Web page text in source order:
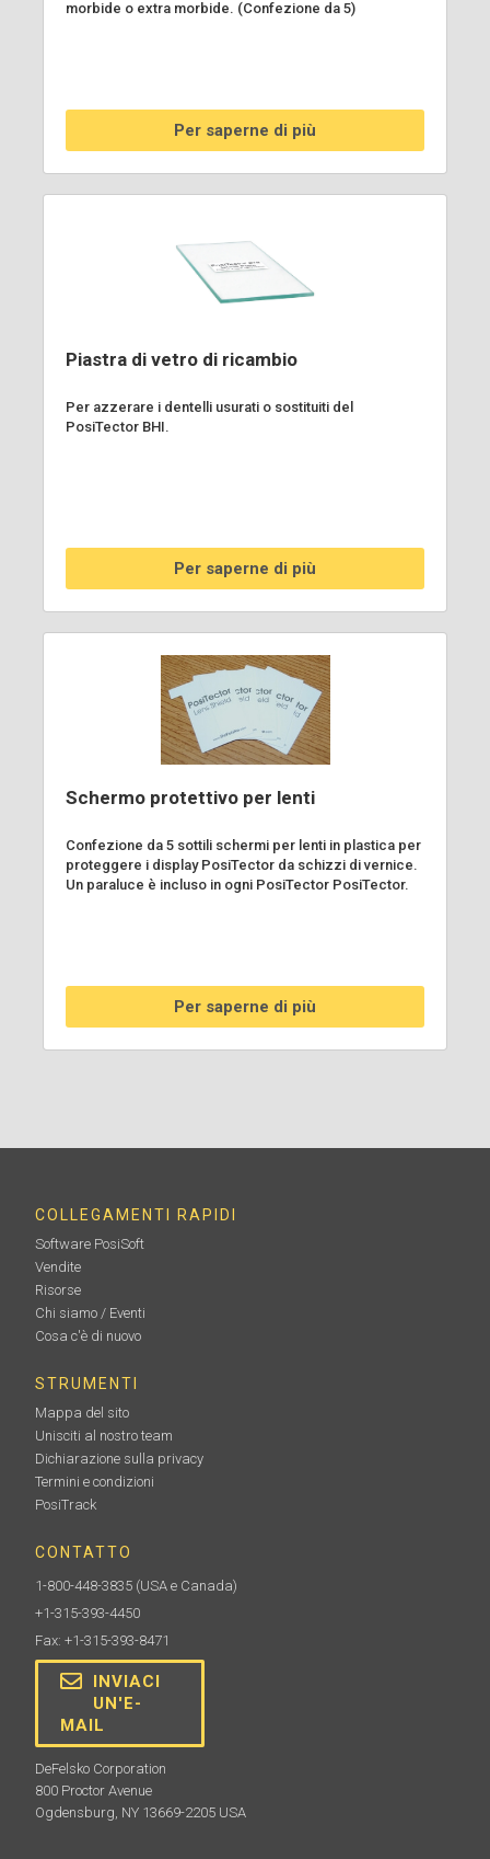
morbide o extra morbide. (Confezione da 5)
Per saperne di più
Piastra di vetro di ricambio
Per azzerare i dentelli usurati o sostituiti del
PosiTector BHI.
Per saperne di più
Schermo protettivo per lenti
Confezione da 5 sottili schermi per lenti in plastica per
proteggere i display PosiTector da schizzi di vernice.
Un paraluce è incluso in ogni PosiTector PosiTector.
Per saperne di più
COLLEGAMENTI RAPIDI
Software PosiSoft
Vendite
Risorse
Chi siamo / Eventi
Cosa c'è di nuovo
STRUMENTI
Mappa del sito
Unisciti al nostro team
Dichiarazione sulla privacy
Termini e condizioni
PosiTrack
CONTATTO
1-800-448-3835 (USA e Canada)
+1-315-393-4450
Fax: +1-315-393-8471
INVIACI
UN'E-
MAIL
DeFelsko Corporation
800 Proctor Avenue
Ogdensburg, NY 13669-2205 USA